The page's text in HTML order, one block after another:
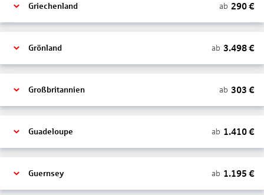
Griechenland ab 290€
Grönland ab 3.498€
Großbritannien ab 303 €
Guadeloupe ab 1.410€
Guernsey ab 1.195 €